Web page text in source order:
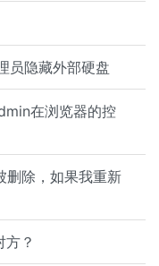
员隐藏外部硬盘
在浏览器的控
除，如果我重新
？